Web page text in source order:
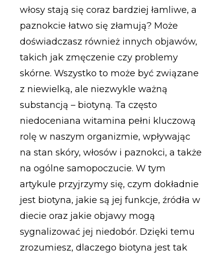
włosy stają się coraz bardziej łamliwe, a
paznokcie łatwo się złamują? Może
doświadczasz również innych objawów,
takich jak zmęczenie czy problemy
skórne. Wszystko to może być związane
z niewielką, ale niezwykle ważną
substancją – biotyną. Ta często
niedoceniana witamina pełni kluczową
rolę w naszym organizmie, wpływając
na stan skóry, włosów i paznokci, a także
na ogólne samopoczucie. W tym
artykule przyjrzymy się, czym dokładnie
jest biotyna, jakie są jej funkcje, źródła w
diecie oraz jakie objawy mogą
sygnalizować jej niedobór. Dzięki temu
zrozumiesz, dlaczego biotyna jest tak